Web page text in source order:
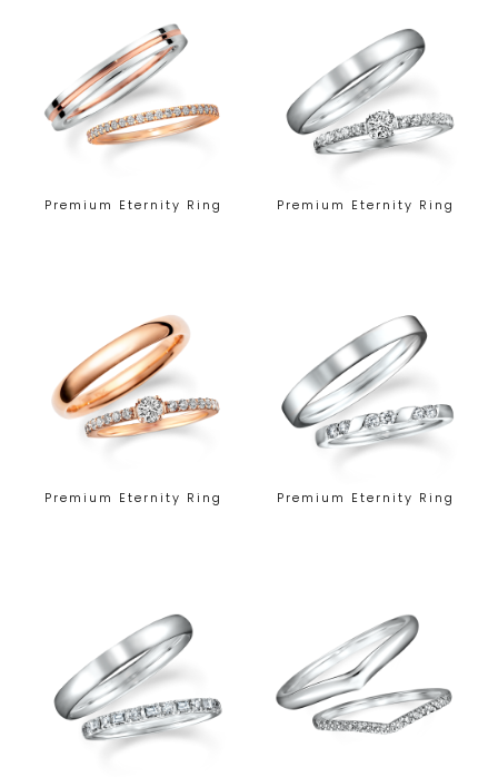
Premium Eternity Ring Premium Eternity Ring
Premium Eternity Ring Premium Eternity Ring